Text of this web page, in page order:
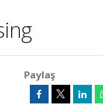
Paylaş